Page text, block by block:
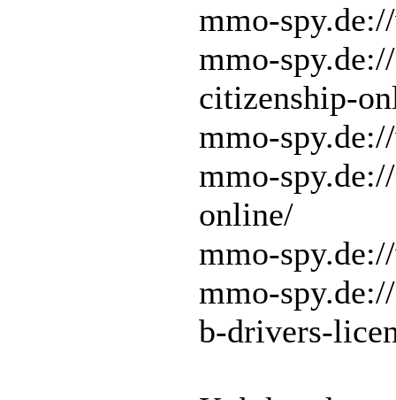
mmo-
mmo-
citizenship-
mmo-
mmo-
online/
mmo-
mmo-
b-drivers-